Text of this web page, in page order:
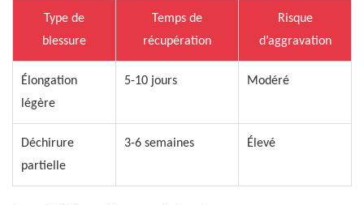
Type de
blessure
Temps de
récupération
Risque
d’aggravation
Élongation
légère
5-10 jours Modéré
Déchirure
partielle
3-6 semaines Élevé